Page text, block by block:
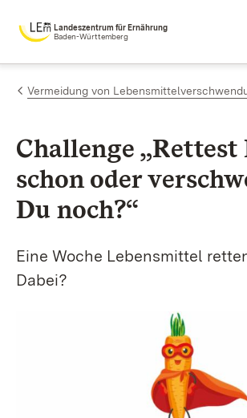
Zum Inhalt springen
Landeszentrum für Ernährung
Baden-Württemberg
Vermeidung von
Challenge „Rettest
schon oder
Du noch?“
Eine Woche Lebensmittel
Dabei?